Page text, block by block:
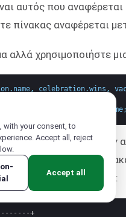
αυτός που
πίνακας αναφέρεται
αλλά χρησιμοποιήστε
. name, celebration.wins ,
name
τις εγγραφές από τον
εγγραφή στον δεξιό
επιστρέφεται ως
:
+
with your consent, to
Accept all, reject
Accept all